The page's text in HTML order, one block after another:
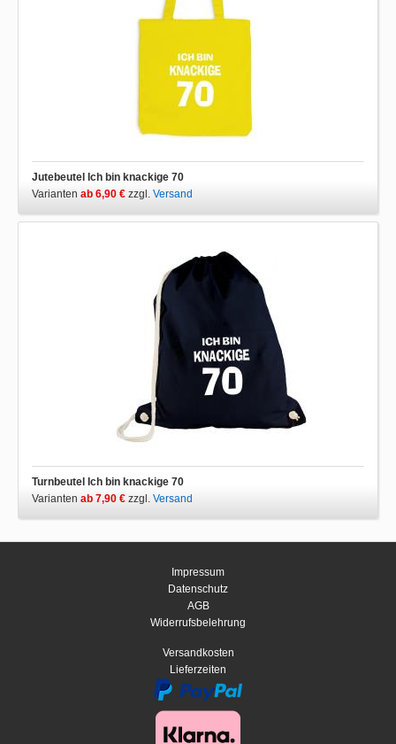
Jutebeutel Ich bin knackige 70
Varianten ab 6,90 € zzgl. Versand
Turnbeutel Ich bin knackige 70
Varianten ab 7,90 € zzgl. Versand
Impressum
Datenschutz
AGB
Widerrufsbelehrung
Versandkosten
Lieferzeiten